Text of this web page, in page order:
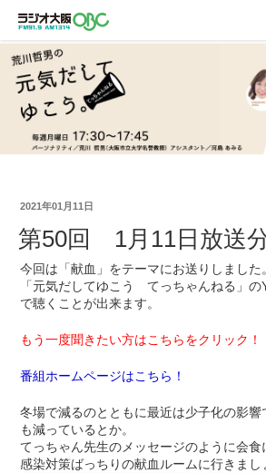
2021年01月11日
第50回 1月11日放送
今回は「献血」をテーマにお送りしました
「元気だしてゆこう てっちゃんねる」の
で聴くことが出来ます。
もう一度聞きたい方はこちらをクリック！
番組ホームページはこちら！
冬場で減るのとともに最近は少子化の影響
も減っているとか。
てっちゃん先生のメッセージのように会食
感染対策ばっちりの献血ルームに行きまし